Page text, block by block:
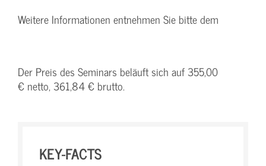
Weitere Informationen entnehmen Sie bitte dem
Der Preis des Seminars beläuft sich auf 355,00
€ netto, 361,84 € brutto.
KEY-FACTS